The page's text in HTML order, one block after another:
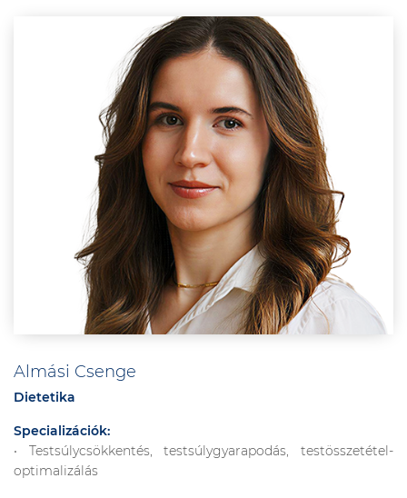
Almási Csenge
Dietetika
Specializációk:
• Testsúlycsökkentés, testsúlygyarapodás, testösszetétel-
optimalizálás